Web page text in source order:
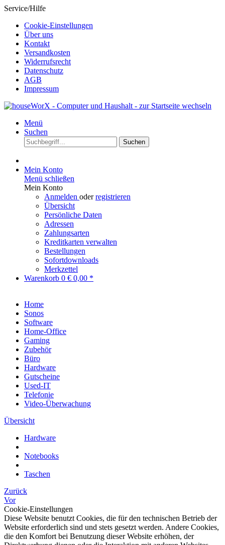
Service/Hilfe
Cookie-Einstellungen
Über uns
Kontakt
Versandkosten
Widerrufsrecht
Datenschutz
AGB
Impressum
Menü
Suchen
Suchen
Mein Konto
Menü schließen
Mein Konto
Anmelden oderregistrieren
Übersicht
Persönliche Daten
Adressen
Zahlungsarten
Kreditkarten verwalten
Bestellungen
Sofortdownloads
Merkzettel
Warenkorb 0 € 0,00 *
Home
Sonos
Software
Home-Office
Gaming
Zubehör
Büro
Hardware
Gutscheine
Used-IT
Telefonie
Video-Überwachung
Übersicht
Hardware
Notebooks
Taschen
Zurück
Vor
Cookie-Einstellungen
Diese Website benutzt Cookies, die für den technischen Betrieb der
Website erforderlich sind und stets gesetzt werden. Andere Cookies,
die den Komfort bei Benutzung dieser Website erhöhen, der